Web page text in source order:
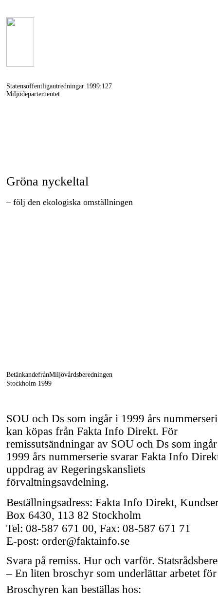
Statensoffentligautredningar 1999:127
Miljödepartementet
Gröna nyckeltal
– följ den ekologiska omställningen
BetänkandefrånMiljövårdsberedningen
Stockholm 1999
SOU och Ds som ingår i 1999 års
kan köpas från Fakta Info Direkt. För
remissutsändningar av SOU och Ds som
1999 års nummerserie svarar Fakta Info
uppdrag av Regeringskansliets
förvaltningsavdelning.
Beställningsadress: Fakta Info Direkt,
Box 6430, 113 82 Stockholm
Tel: 08-587 671 00, Fax: 08-587 671 71
E-post: order@faktainfo.se
Svara på remiss. Hur och varför.
– En liten broschyr som underlättar arbetet
Broschyren kan beställas hos: